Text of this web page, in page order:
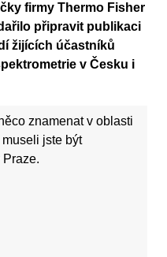
firmy Thermo Fisher
připravit publikaci
žijících účastníků
v Česku i
znamenat v oblasti
jste být